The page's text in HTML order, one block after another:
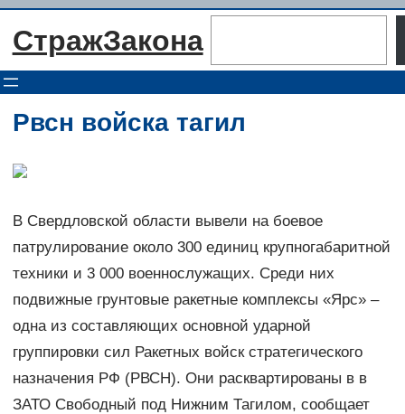
Перейти
СтражЗакона
Рвсн войска тагил
В Свердловской области вывели на боевое
патрулирование около 300 единиц крупногабаритной
техники и 3 000 военнослужащих. Среди них
подвижные грунтовые ракетные комплексы «Ярс» –
одна из составляющих основной ударной
группировки сил Ракетных войск стратегического
назначения РФ (РВСН). Они расквартированы в в
ЗАТО Свободный под Нижним Тагилом, сообщает